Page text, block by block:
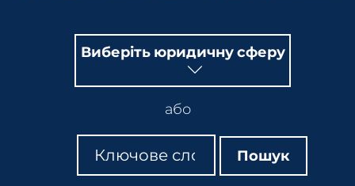
Виберіть юридичну сферу
або
Пошук
Пошук Пошук